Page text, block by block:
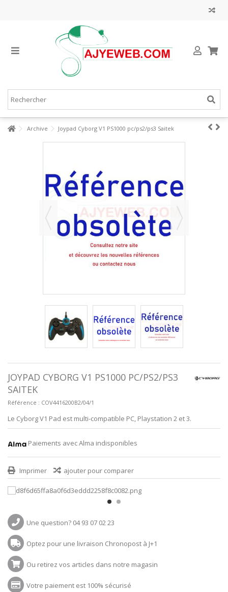
Archive Joypad Cyborg V1 PS1000 pc/ps2/ps3 Saitek
JOYPAD CYBORG V1 PS1000 PC/PS2/PS3
SAITEK
Référence : COV4416200B2/04/1
Le Cyborg V1 Pad est multi-compatible PC, Playstation 2 et 3.
Paiements avec Alma indisponibles
Imprimer ajouter pour comparer
Une question? 04 93 07 02 23
Optez pour une livraison Chronopost à J+1
Ou retirez vos articles dans notre magasin
Votre paiement est 100% sécurisé